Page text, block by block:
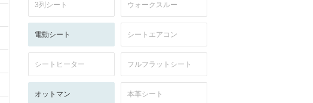
3列シート ウォークスルー
電動シート シートエアコン
シートヒーター フルフラットシート
オットマン 本革シート